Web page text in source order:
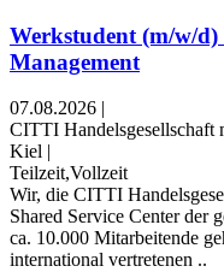
Werkstudent (m/w/
Management
07.08.2026 |
CITTI
Kiel |
Teilzeit,Vollzeit
Wir, die CITTI
Shared Service Center der
ca. 10.000 Mitarbeitende
international vertretenen ..